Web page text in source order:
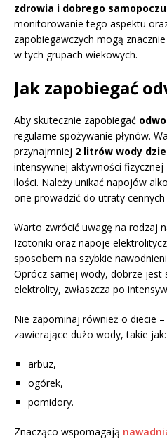
zdrowia i dobrego
monitorowanie tego aspektu
zapobiegawczych mogą
w tych grupach wiekowych.
Jak zapobiegać
Aby skutecznie zapobiegać
regularne spożywanie płynów.
przynajmniej 2 litrów wody
intensywnej aktywności fizycznej
ilości. Należy unikać napojów
one prowadzić do utraty cennych
Warto zwrócić uwagę na rodzaj
Izotoniki oraz napoje
sposobem na szybkie
Oprócz samej wody, dobrze
elektrolity, zwłaszcza po
Nie zapominaj również o diecie
zawierające dużo wody, takie jak:
arbuz,
ogórek,
pomidory.
Znacząco wspomagają